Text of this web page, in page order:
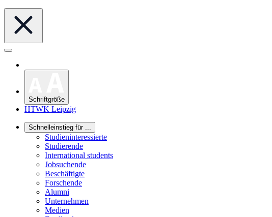
Schriftgröße
HTWK Leipzig
Schnelleinstieg für ...
Studieninteressierte
Studierende
International students
Jobsuchende
Beschäftigte
Forschende
Alumni
Unternehmen
Medien